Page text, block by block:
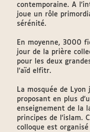
contemporaine. A
joue un rôle
sérénité.
En moyenne, 3000
jour de la prière
pour les deux
l'aïd elfitr.
La mosquée de
proposant en plus
enseignement de la
principes de l'islam.
colloque est